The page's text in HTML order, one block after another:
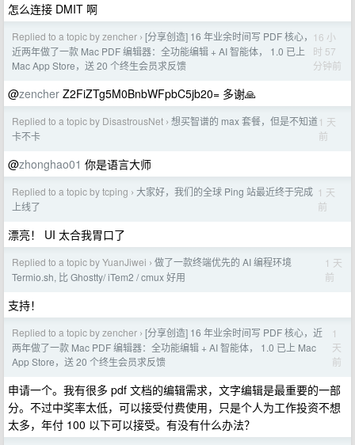
怎么连接 DMIT 啊
Replied to a topic by zencher › [分享创造] 16 年业余时间写 PDF 核心，
近两年做了一款 Mac PDF 编辑器：全功能编辑 + AI 智能体， 1.0 已上
Mac App Store，送 20 个终生会员求反馈
16 小
时 57
分钟前
@zencher Z2FiZTg5M0BnbWFpbC5jb20= 多谢🙏
Replied to a topic by DisastrousNet › 想买智谱的 max 套餐，但是不知道
卡不卡
1 天
前
@zhonghao01 你是语言大师
Replied to a topic by tcping › 大家好，我们的全球 Ping 站最近终于完成
上线了
1 天
前
漂亮！ UI 太合我胃口了
Replied to a topic by YuanJiwei › 做了一款终端优先的 AI 编程环境
Termio.sh, 比 Ghostty/ iTem2 / cmux 好用
1 天
前
支持！
Replied to a topic by zencher › [分享创造] 16 年业余时间写 PDF 核心，近
两年做了一款 Mac PDF 编辑器：全功能编辑 + AI 智能体， 1.0 已上 Mac
App Store，送 20 个终生会员求反馈
1
天
前
申请一个。我有很多 pdf 文档的编辑需求，文字编辑是最重要的一部
分。不过中奖率太低，可以接受付费使用，只是个人为工作投资不想
太多，年付 100 以下可以接受。有没有什么办法？